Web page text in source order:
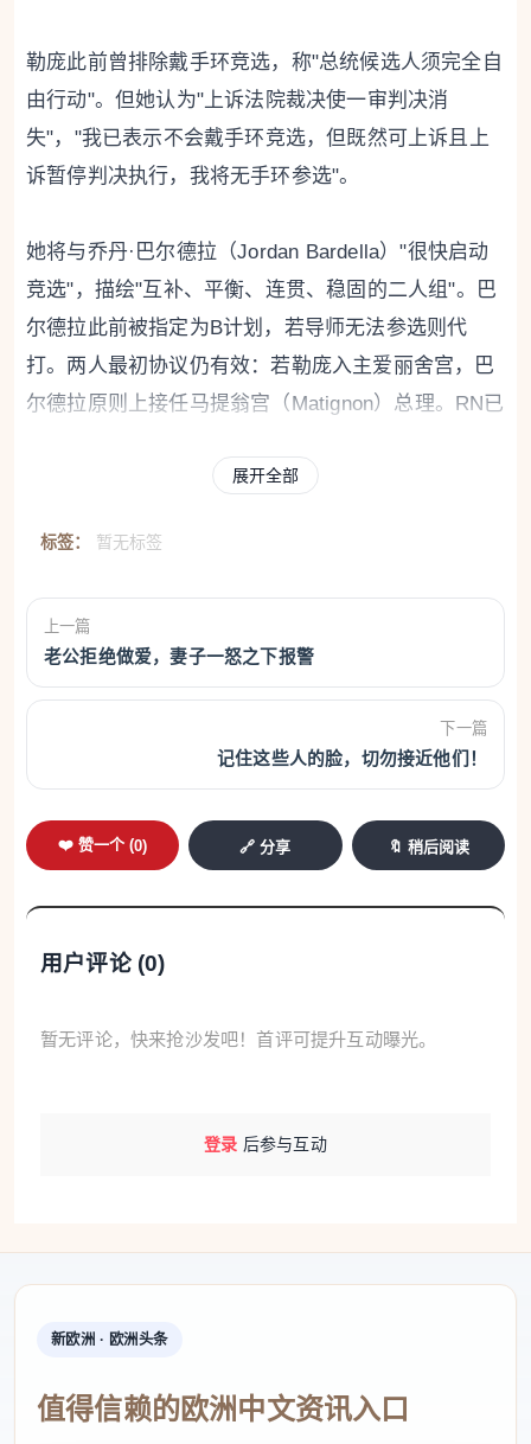
勒庞此前曾排除戴手环竞选，称"总统候选人须完全自
由行动"。但她认为"上诉法院裁决使一审判决消
失"，"我已表示不会戴手环竞选，但既然可上诉且上
诉暂停判决执行，我将无手环参选"。
她将与乔丹·巴尔德拉（Jordan Bardella）"很快启动
竞选"，描绘"互补、平衡、连贯、稳固的二人组"。巴
尔德拉此前被指定为B计划，若导师无法参选则代
打。两人最初协议仍有效：若勒庞入主爱丽舍宫，巴
尔德拉原则上接任马提翁宫（Matignon）总理。RN已
- 欧央行急防AI攻击
欧洲央行（BCE）周二要求欧洲各大银行在10月底前
提交应对人工智能（IA）相关网络威胁的紧急行动计
划。欧洲央行（BCE）银行监管委员会主席克劳迪娅·
布赫（Claudia Buch）在致110家直接监管机构的信
中指出，新型人工智能（IA）模型能够识别计算机漏
洞并生成自动化攻击工具，这构成"威胁格局的持久转
美国初创企业Anthropic四月初发布新模型后，欧洲金
表示，这些演变虽未引入全新风险，但大幅提升了风
前"让恶意行为者占据优势"，使其能以更高速度、规
模和复杂度发动攻击。该机构6月已将系统性网络风
险评估从"高"上调至"严重"。
展开全部
标签： 暂无标签
上一篇
老公拒绝做爱，妻子一怒之下报警
下一篇
记住这些人的脸，切勿接近他们！
❤️ 赞一个 (0) 🔗 分享 🔖 稍后阅读
用户评论 (0)
暂无评论，快来抢沙发吧！首评可提升互动曝光。
登录 后参与互动
新欧洲 · 欧洲头条
值得信赖的欧洲中文资讯入口